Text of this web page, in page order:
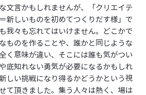
文言かもしれませんが、「クリエイテ
新しいものを初めてつくりだす様」で
我々も忘れてはいけません。どこかで
ものを作ることや、誰かと同じような
く意味が違い、そこには誰も気がつい
底知れない勇気が必要になるかもしれ
しい挑戦になり得るかどうかという視
て頂きました。集う人々は熱く、場は